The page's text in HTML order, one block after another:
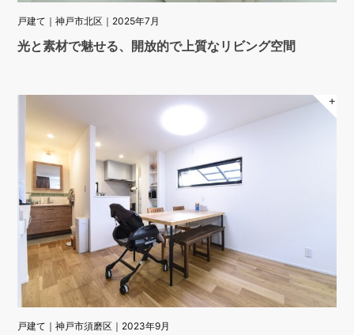
戸建て｜神戸市北区｜2025年7月
光と素材で魅せる、開放的で上質なリビング空間
＋
戸建て｜神戸市須磨区｜2023年9月